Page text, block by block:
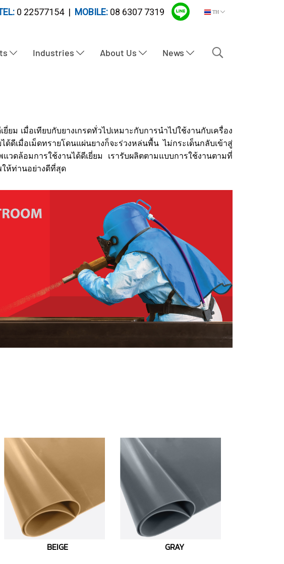
0 22577154 | MOBILE: 08 6307 7319 TH
Industries About Us News
เมื่อเทียบกับยางเกรดทั่วไปเหมาะกับการนำไปใช้งานกับเครื่อง
ดีเมื่อเม็ดทรายโดนแผ่นยางก็จะร่วงหล่นพื้น ไม่กระเด็นกลับเข้าสู่
ดล้อมการใช้งานได้ดีเยี่ยม เรารับผลิตตามแบบการใช้งานตามที่
ห้ท่านอย่างดีที่สุด
BEIGE GRAY